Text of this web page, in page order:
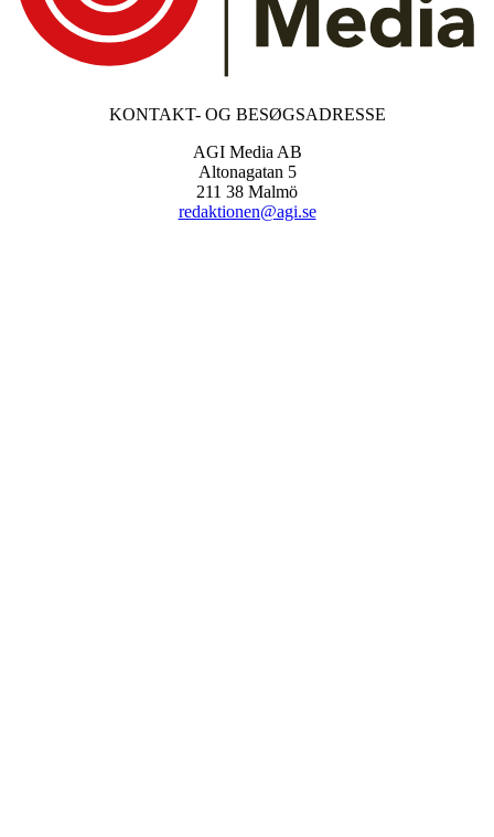
KONTAKT- OG BESØGSADRESSE
AGI Media AB
Altonagatan 5
211 38 Malmö
redaktionen@agi.se